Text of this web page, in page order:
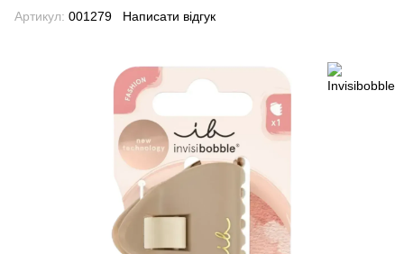
Артикул: 001279 Написати відгук